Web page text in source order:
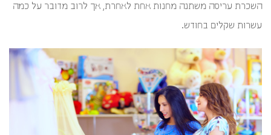
השכרת עריסה משתנה מחנות אחת לאחרת, אך לרוב מדובר על כמה
עשרות שקלים בחודש.